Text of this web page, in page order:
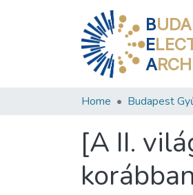
B
E
A
Home Budapest
[A II.